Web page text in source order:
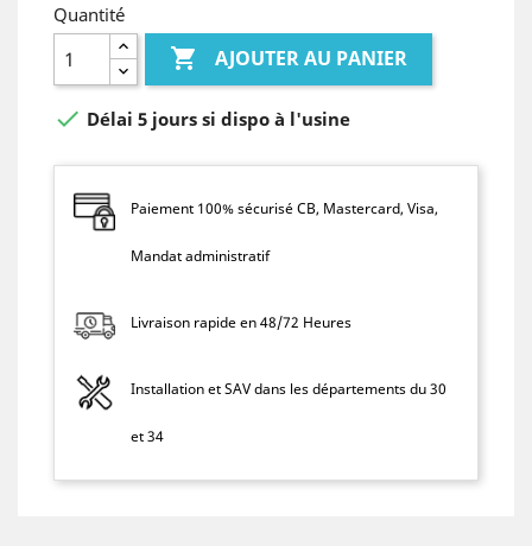
Quantité
 AJOUTER AU PANIER
 Délai 5 jours si dispo à l'usine
Paiement 100% sécurisé CB, Mastercard, Visa,
Mandat administratif
Livraison rapide en 48/72 Heures
Installation et SAV dans les départements du 30
et 34